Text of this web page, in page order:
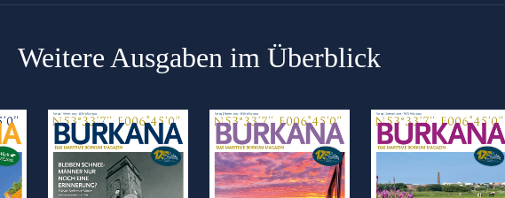
Weitere Ausgaben im Überblick